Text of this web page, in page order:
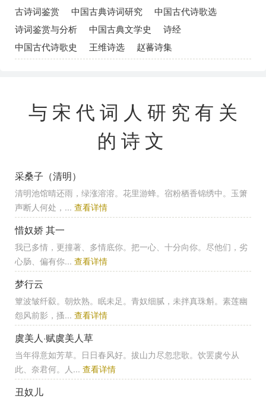
古诗词鉴赏
中国古典诗词研究
中国古代诗歌选
诗词鉴赏与分析
中国古典文学史
诗经
中国古代诗歌史
王维诗选 赵蕃诗集
与宋代词人研究有关
的诗文
采桑子（清明）
清明池馆晴还雨，绿涨溶溶。花里游蜂。宿粉栖香锦绣中。玉箫
声断人何处，... 查看详情
惜奴娇 其一
我已多情，更撞著、多情底你。把一心、十分向你。尽他们，劣
心肠、偏有你... 查看详情
梦行云
簟波皱纤縠。朝炊熟。眠未足。青奴细腻，未拌真珠斛。素莲幽
怨风前影，搔... 查看详情
虞美人·赋虞美人草
当年得意如芳草。日日春风好。拔山力尽忽悲歌。饮罢虞兮从
此、奈君何。人... 查看详情
丑奴儿